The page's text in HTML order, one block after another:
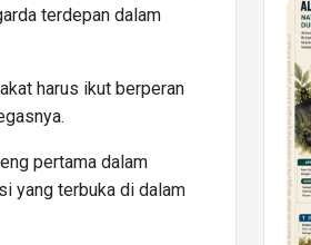
terdepan dalam
harus ikut berperan
pertama dalam
yang terbuka di dalam